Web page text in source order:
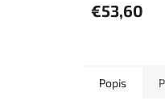
€53,60
Popis